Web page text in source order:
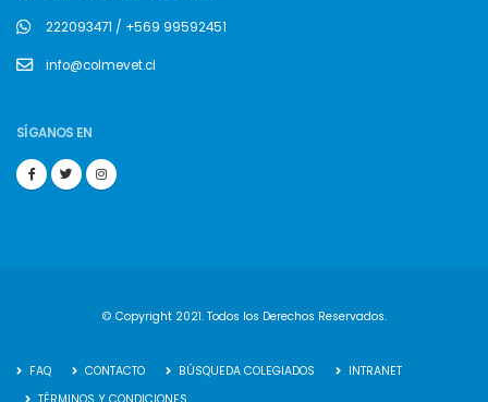
222093471 / +569 99592451
info@colmevet.cl
SÍGANOS EN
© Copyright 2021. Todos los Derechos Reservados.
FAQ CONTACTO BÚSQUEDA COLEGIADOS
INTRANET